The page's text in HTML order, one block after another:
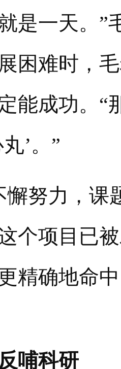
是一天。”
困难时，
能成功。“
’。”
懈努力，课
个项目已
精确地命
哺科研